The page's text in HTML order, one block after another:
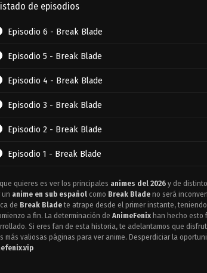
de episodios
Episodio 6 - Break Blade
Episodio 5 - Break Blade
Episodio 4 - Break Blade
Episodio 3 - Break Blade
Episodio 2 - Break Blade
Episodio 1 - Break Blade
quieres es ver los principales animes del 2026 y de
un anime en sub español como Break Blade no será
de Break Blade te atrape desde el primer instante,
a fin. La determinación de AnimeFenix han hecho esto
Si eres fan de esta historia, te adelantamos que
más valiosas páginas para ver anime. Desperdiciar la